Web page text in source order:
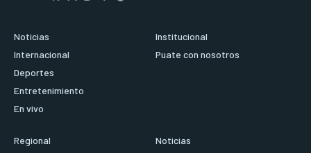
Noticias
Internacional
Deportes
Entretenimiento
En vivo
Institucional
Puate con nosotros
Regional
Noticias